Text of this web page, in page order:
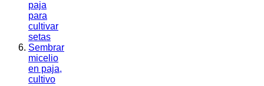
paja
para
cultivar
setas
Sembrar
micelio
en paja,
cultivo